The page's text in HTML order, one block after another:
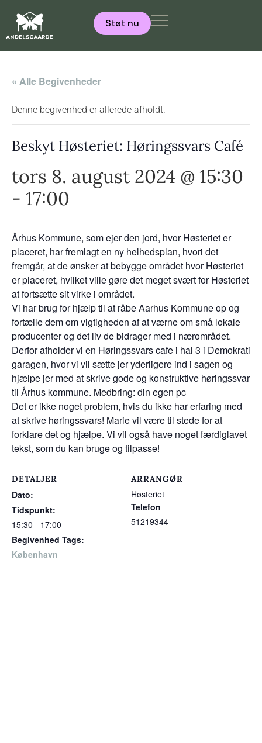
Støt nu
« Alle Begivenheder
Denne begivenhed er allerede afholdt.
Beskyt Høsteriet: Høringssvars Café
tors 8. august 2024 @ 15:30
- 17:00
Århus Kommune, som ejer den jord, hvor Høsteriet er
placeret, har fremlagt en ny helhedsplan, hvori det
fremgår, at de ønsker at bebygge området hvor Høsteriet
er placeret, hvilket ville gøre det meget svært for Høsteriet
at fortsætte sit virke i området.
Vi har brug for hjælp til at råbe Aarhus Kommune op og
fortælle dem om vigtigheden af at værne om små lokale
producenter og det liv de bidrager med i nærområdet.
Derfor afholder vi en Høringssvars cafe i hal 3 i Demokrati
garagen, hvor vi vil sætte jer yderligere ind i sagen og
hjælpe jer med at skrive gode og konstruktive høringssvar
til Århus kommune. Medbring: din egen pc
Det er ikke noget problem, hvis du ikke har erfaring med
at skrive høringssvars! Marie vil være til stede for at
forklare det og hjælpe. Vi vil også have noget færdiglavet
tekst, som du kan bruge og tilpasse!
DETALJER
Dato:
Tidspunkt:
15:30 - 17:00
Begivenhed Tags:
København
ARRANGØR
Høsteriet
Telefon
51219344